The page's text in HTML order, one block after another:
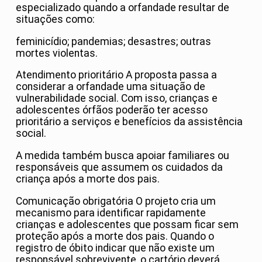
especializado quando a orfandade resultar de
situações como:
feminicídio; pandemias; desastres; outras
mortes violentas.
Atendimento prioritário A proposta passa a
considerar a orfandade uma situação de
vulnerabilidade social. Com isso, crianças e
adolescentes órfãos poderão ter acesso
prioritário a serviços e benefícios da assistência
social.
A medida também busca apoiar familiares ou
responsáveis que assumem os cuidados da
criança após a morte dos pais.
Comunicação obrigatória O projeto cria um
mecanismo para identificar rapidamente
crianças e adolescentes que possam ficar sem
proteção após a morte dos pais. Quando o
registro de óbito indicar que não existe um
responsável sobrevivente, o cartório deverá